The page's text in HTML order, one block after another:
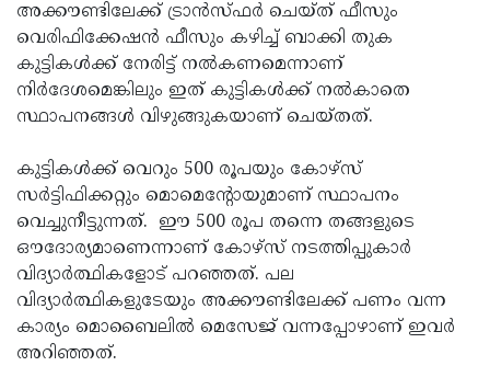
അക്കൗണ്ടിലേക്ക് ട്രാന്‍സ്ഫര്‍ ചെയ്ത് ഫീസും
വെരിഫിക്കേഷന്‍ ഫീസും കഴിച്ച് ബാക്കി തുക
കുട്ടികള്‍ക്ക് നേരിട്ട് നല്‍കണമെന്നാണ്
നിര്‍ദേശമെങ്കിലും ഇത് കുട്ടികള്‍ക്ക് നല്‍കാതെ
സ്ഥാപനങ്ങള്‍ വിഴുങ്ങുകയാണ് ചെയ്തത്.
കുട്ടികള്‍ക്ക് വെറും 500 രൂപയും കോഴ്‌സ്
സര്‍ട്ടിഫിക്കറ്റും മൊമെന്റോയുമാണ് സ്ഥാപനം
വെച്ചുനീട്ടുന്നത്. ഈ 500 രൂപ തന്നെ തങ്ങളുടെ
ഔദോര്യമാണെന്നാണ് കോഴ്‌സ് നടത്തിപ്പുകാര്‍
വിദ്യാര്‍ത്ഥികളോട് പറഞ്ഞത്. പല
വിദ്യാര്‍ത്ഥികളുടേയും അക്കൗണ്ടിലേക്ക് പണം വന്ന
കാര്യം മൊബൈലില്‍ മെസേജ് വന്നപ്പോഴാണ് ഇവര്‍
അറിഞ്ഞത്.